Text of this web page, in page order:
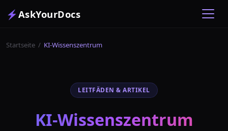
⚡ AskYourDocs
Startseite / KI-Wissenszentrum
LEITFÄDEN & ARTIKEL
KI-Wissenszentrum